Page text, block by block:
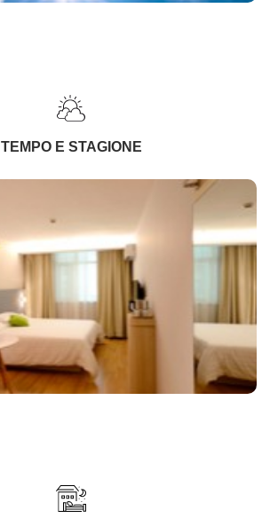
TEMPO E STAGIONE